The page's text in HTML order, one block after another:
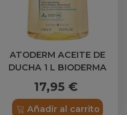
ATODERM ACEITE DE
DUCHA 1 L BIODERMA
17,95 €
Añadir al carrito